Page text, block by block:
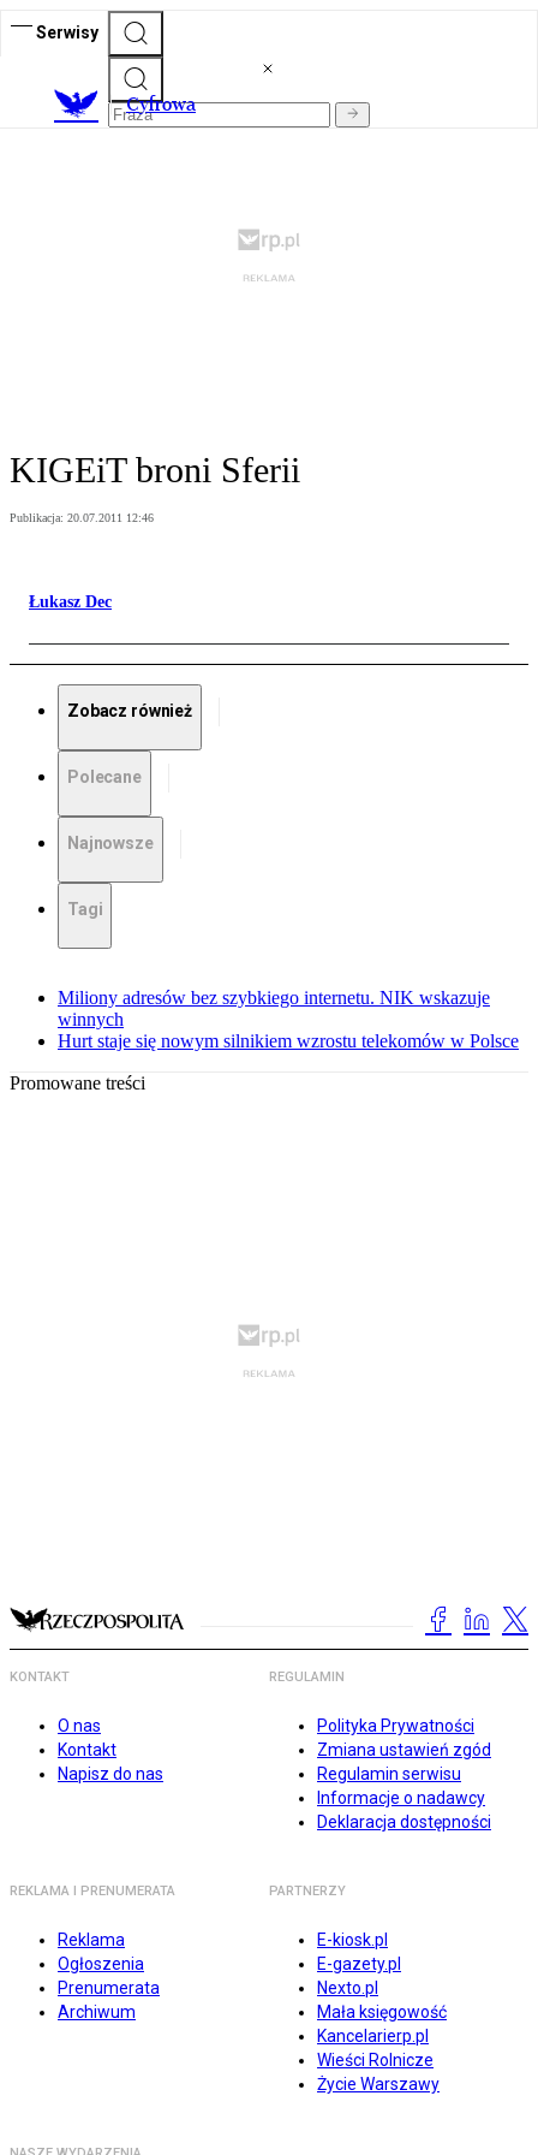
Serwisy
Cyfrowa
KIGEiT broni Sferii
Publikacja: 20.07.2011 12:46
Łukasz Dec
Zobacz również
Polecane
Najnowsze
Tagi
Miliony adresów bez szybkiego internetu. NIK wskazuje
winnych
Hurt staje się nowym silnikiem wzrostu telekomów w Polsce
Promowane treści
KONTAKT
O nas
Kontakt
Napisz do nas
REGULAMIN
Polityka Prywatności
Zmiana ustawień zgód
Regulamin serwisu
Informacje o nadawcy
Deklaracja dostępności
REKLAMA I PRENUMERATA
Reklama
Ogłoszenia
Prenumerata
Archiwum
PARTNERZY
E-kiosk.pl
E-gazety.pl
Nexto.pl
Mała księgowość
Kancelarierp.pl
Wieści Rolnicze
Życie Warszawy